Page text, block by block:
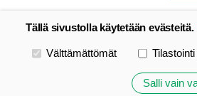
Tällä sivustolla käytetään evästeitä.
Valitse käytettävät evästeet
Välttämättömät Tilastointi
Salli vain